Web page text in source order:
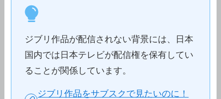
ジブリ作品が配信されない背景には、日本
国内では日本テレビが配信権を保有してい
ることが関係しています。
ジブリ作品をサブスクで見たいのに！